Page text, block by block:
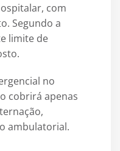
com
Segundo a
limite de
no
cobrirá apenas
ambulatorial.